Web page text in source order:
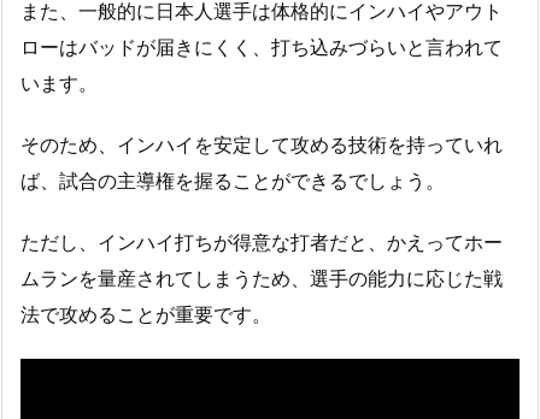
また、一般的に日本人選手は体格的にインハイやアウト
ローはバッドが届きにくく、打ち込みづらいと言われて
います。
そのため、インハイを安定して攻める技術を持っていれ
ば、試合の主導権を握ることができるでしょう。
ただし、インハイ打ちが得意な打者だと、かえってホー
ムランを量産されてしまうため、選手の能力に応じた戦
法で攻めることが重要です。